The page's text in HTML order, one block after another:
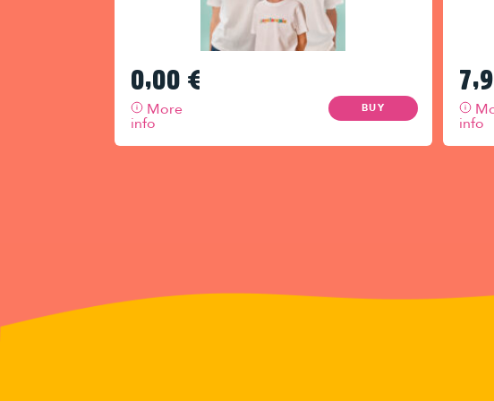
0,00 €
More
info
BUY
info